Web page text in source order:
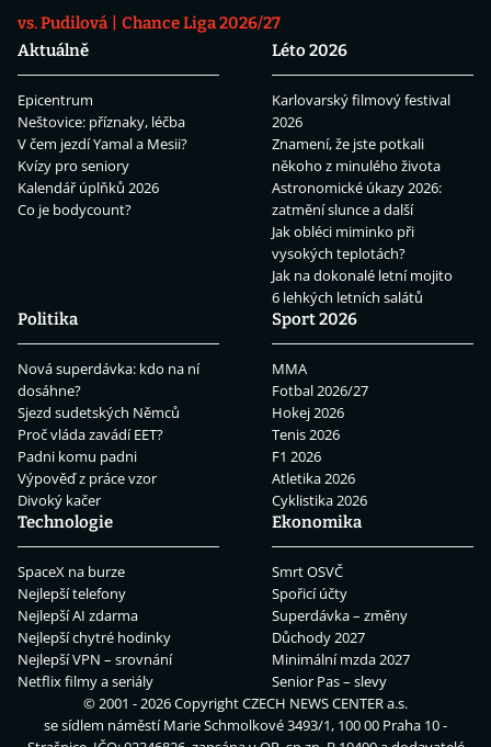
vs. Pudilová
Chance Liga 2026/27
Aktuálně
Epicentrum
Neštovice: příznaky, léčba
V čem jezdí Yamal a Mesii?
Kvízy pro seniory
Kalendář úplňků 2026
Co je bodycount?
Léto 2026
Karlovarský filmový festival
2026
Znamení, že jste potkali
někoho z minulého života
Astronomické úkazy 2026:
zatmění slunce a další
Jak obléci miminko při
vysokých teplotách?
Jak na dokonalé letní mojito
6 lehkých letních salátů
Politika
Nová superdávka: kdo na ní
dosáhne?
Sjezd sudetských Němců
Proč vláda zavádí EET?
Padni komu padni
Výpověď z práce vzor
Divoký kačer
Sport 2026
MMA
Fotbal 2026/27
Hokej 2026
Tenis 2026
F1 2026
Atletika 2026
Cyklistika 2026
Technologie
SpaceX na burze
Nejlepší telefony
Nejlepší AI zdarma
Nejlepší chytré hodinky
Nejlepší VPN – srovnání
Netflix filmy a seriály
Ekonomika
Smrt OSVČ
Spořicí účty
Superdávka – změny
Důchody 2027
Minimální mzda 2027
Senior Pas – slevy
© 2001 - 2026 CopyrightCZECH NEWS CENTER a.s.
se sídlem náměstí Marie Schmolkové 3493/1, 100 00 Praha 10 -